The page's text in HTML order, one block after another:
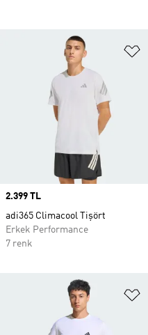
Price
2.399 TL
adi365 Climacool Tişört
Erkek Performance
7 renk